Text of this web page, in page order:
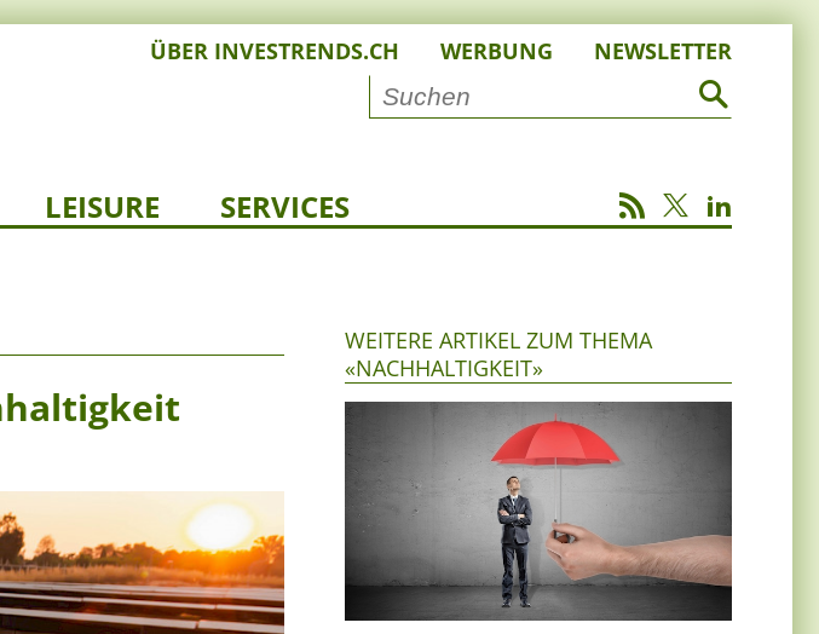
ÜBER INVESTRENDS.CH WERBUNG NEWSLETTER
LEISURE SERVICES
WEITERE ARTIKEL ZUM THEMA
«NACHHALTIGKEIT»